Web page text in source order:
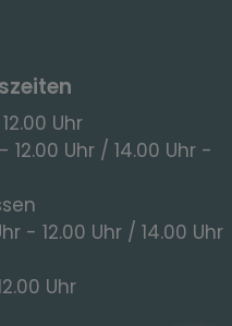
Uhr
12.00 Uhr / 14.00 Uhr -
- 12.00 Uhr / 14.00 Uhr
Uhr